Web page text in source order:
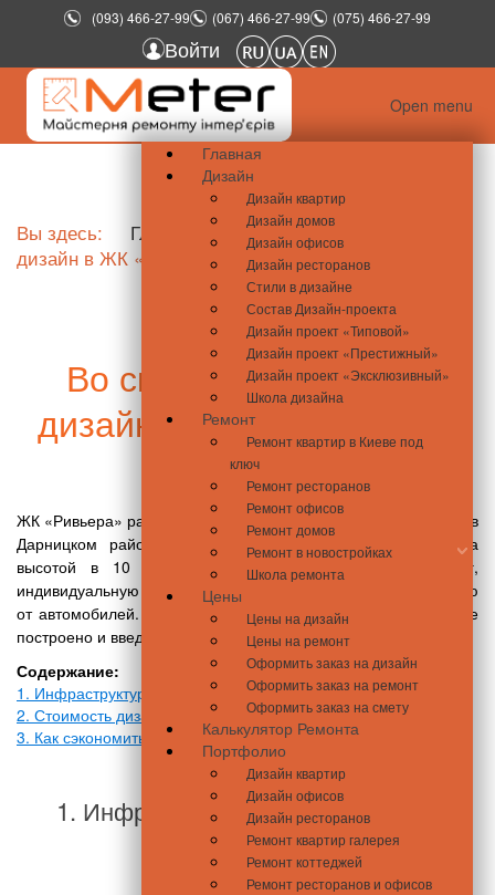
(093) 466-27-99 (067) 466-27-99 (075) 466-27-99
Войти
Open menu
Главная
Дизайн
Дизайн квартир
Дизайн домов
Дизайн офисов
Дизайн ресторанов
Стили в дизайне
Состав Дизайн-проекта
Дизайн проект «Типовой»
Дизайн проект «Престижный»
Дизайн проект «Эксклюзивный»
Школа дизайна
Ремонт
Ремонт квартир в Киеве под
ключ
Ремонт ресторанов
Ремонт офисов
Ремонт домов
Ремонт в новостройках
Школа ремонта
Цены
Цены на дизайн
Цены на ремонт
Оформить заказ на дизайн
Оформить заказ на ремонт
Оформить заказ на смету
Калькулятор Ремонта
Портфолио
Дизайн квартир
Дизайн офисов
Дизайн ресторанов
Ремонт квартир галерея
Ремонт коттеджей
Ремонт ресторанов и офисов
Вы здесь: Главная
Во сколько обойдется
дизайн в ЖК «Ривьера»?
Во сколько обойдется
дизайн в ЖК «Ривьера»?
ЖК «Ривьера» расположен на улице Малоземельная, 75, что в
Дарницком районе столицы. Это 3 дома комфорт-класса
высотой в 10 этажей. Здание имеет гостевой паркинг,
индивидуальную систему отопления и закрытую территорию
от автомобилей. На сегодняшний день два дома из трёх уже
построено и введено в эксплуатацию.
Содержание:
1. Инфраструктура и особенности жилого комплекса
2. Стоимость дизайна в ЖК «Ривьера»
3. Как сэкономить ещё больше?
1. Инфраструктура и особенности
жилого комплекса